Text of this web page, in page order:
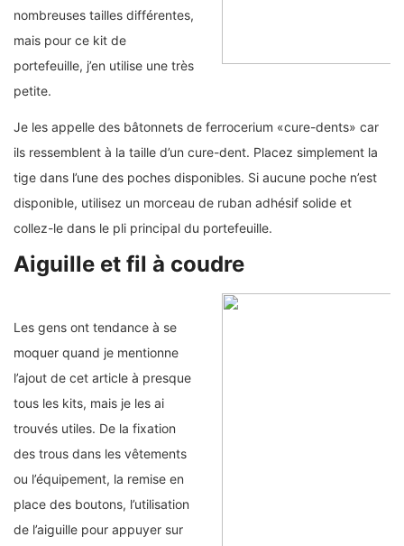
nombreuses tailles différentes,
mais pour ce kit de
portefeuille, j’en utilise une très
petite.
Je les appelle des bâtonnets de ferrocerium «cure-dents» car
ils ressemblent à la taille d’un cure-dent. Placez simplement la
tige dans l’une des poches disponibles. Si aucune poche n’est
disponible, utilisez un morceau de ruban adhésif solide et
collez-le dans le pli principal du portefeuille.
Aiguille et fil à coudre
Les gens ont tendance à se
moquer quand je mentionne
l’ajout de cet article à presque
tous les kits, mais je les ai
trouvés utiles. De la fixation
des trous dans les vêtements
ou l’équipement, la remise en
place des boutons, l’utilisation
de l’aiguille pour appuyer sur